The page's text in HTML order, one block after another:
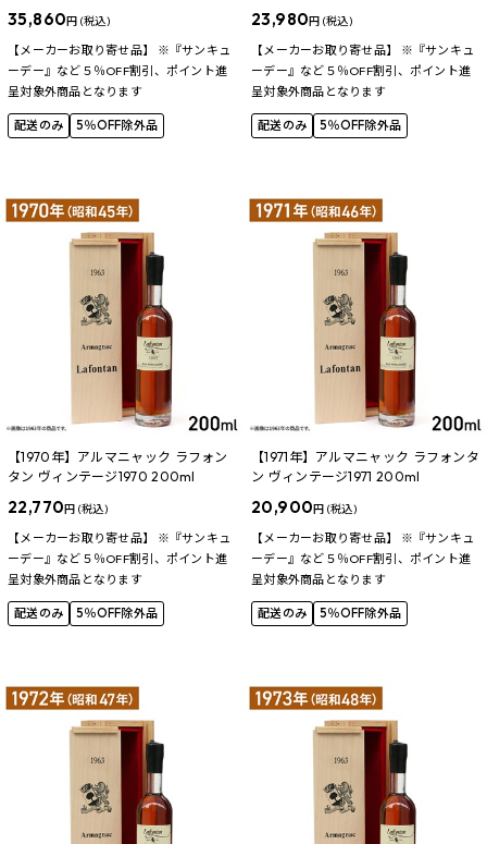
35,860円 (税込)
【メーカーお取り寄せ品】 ※『サンキュ
ーデー』など５％OFF割引、ポイント進
呈対象外商品となります
配送のみ 5％OFF除外品
23,980円 (税込)
【メーカーお取り寄せ品】 ※『サンキュ
ーデー』など５％OFF割引、ポイント進
呈対象外商品となります
配送のみ 5％OFF除外品
【1970年】アルマニャック ラフォン
タン ヴィンテージ1970 200ml
22,770円 (税込)
【メーカーお取り寄せ品】 ※『サンキュ
ーデー』など５％OFF割引、ポイント進
呈対象外商品となります
配送のみ 5％OFF除外品
【1971年】アルマニャック ラフォンタ
ン ヴィンテージ1971 200ml
20,900円 (税込)
【メーカーお取り寄せ品】 ※『サンキュ
ーデー』など５％OFF割引、ポイント進
呈対象外商品となります
配送のみ 5％OFF除外品